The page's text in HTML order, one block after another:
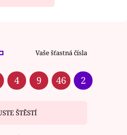
Vaše šťastná čísla
4 9 46 2
ŠTĚSTÍ